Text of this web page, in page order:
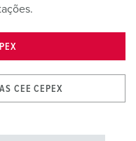
CEE CEPEX